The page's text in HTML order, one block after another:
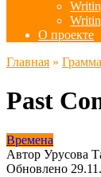
О проекте
Главная »
Past
Времена
Автор Урусова
Обновлено